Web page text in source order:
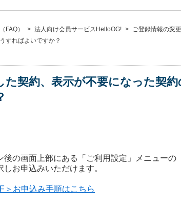
FAQ） > 法人向け会員サービスHelloOG! > ご登録情報の変更
すればよいですか？
た契約、表示が不要になった契
後の画面上部にある「ご利用設定」メニュー
しお申込みいただけます。
＞お申込み手順はこちら